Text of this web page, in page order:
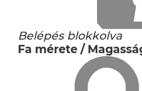
Belépés blokkolva
Fa mérete /